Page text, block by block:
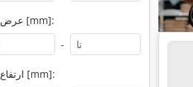
عرض کل [mm]:
-
ارتفاع کل [mm]: